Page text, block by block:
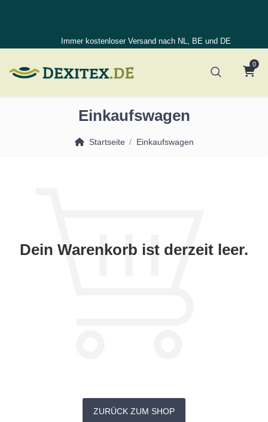
Immer kostenloser Versand nach NL, BE und DE
0
Einkaufswagen
Startseite Einkaufswagen
Dein Warenkorb ist derzeit leer.
ZURÜCK ZUM SHOP